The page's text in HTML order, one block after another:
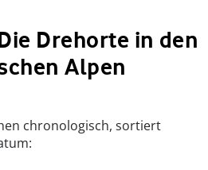
Drehorte in den
Alpen
chronologisch, sortiert